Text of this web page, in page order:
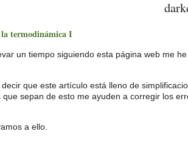
termodinámica I
un tiempo siguiendo esta página web me
que este artículo está lleno de
que sepan de esto me ayuden a corregir los
a ello.